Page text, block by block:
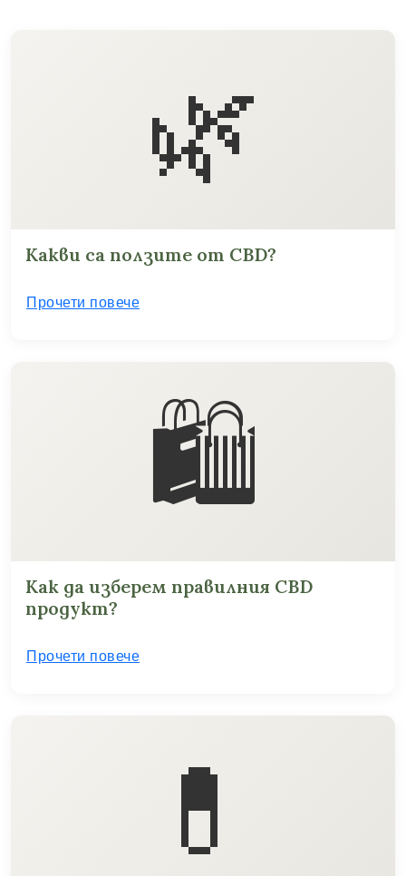
🌿
Какви са ползите от CBD?
Прочети повече
🛍️
Как да изберем правилния CBD
продукт?
Прочети повече
💊